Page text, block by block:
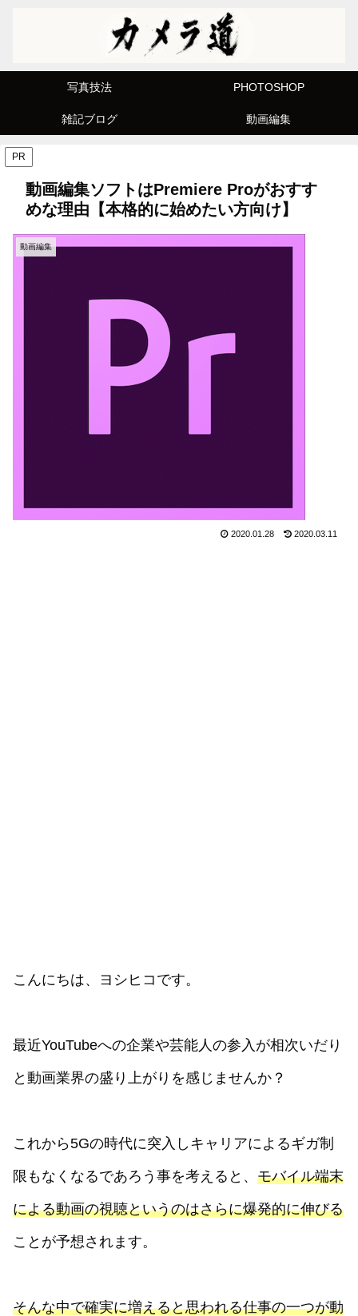
写真技法 PHOTOSHOP
雑記ブログ 動画編集
PR
動画編集ソフトはPremiere Proがおすす
めな理由【本格的に始めたい方向け】
動画編集
2020.01.28 2020.03.11
こんにちは、ヨシヒコです。
最近YouTubeへの企業や芸能人の参入が相次いだり
と動画業界の盛り上がりを感じませんか？
これから5Gの時代に突入しキャリアによるギガ制
限もなくなるであろう事を考えると、 モバイル端末
による動画の視聴というのはさらに爆発的に伸びる
ことが予想されます。
そんな中で確実に増えると思われる仕事の一つが動